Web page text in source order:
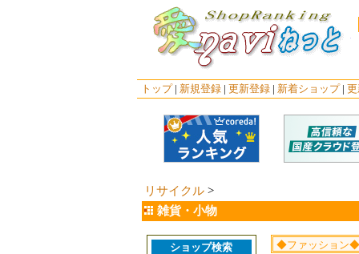
トップ| 新規登録 | 更新登録 | 新着ショップ|
リサイクル>
雑貨・小物
ショップ検索